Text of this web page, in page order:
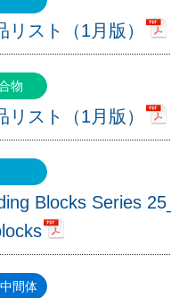
リスト（1月版）
リスト（1月版）
Blocks Series